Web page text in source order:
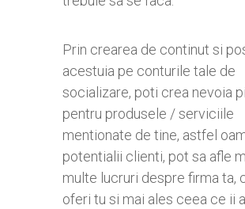
Prin crearea de continut si
acestuia pe conturile tale de
socializare, poti crea nevoia
pentru produsele / serviciile
mentionate de tine, astfel
potentialii clienti, pot sa afle
multe lucruri despre firma ta,
oferi tu si mai ales ceea ce ii